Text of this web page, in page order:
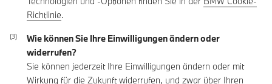
Richtlinie.
Wie können Sie Ihre Einwilligungen ändern oder
widerrufen?
Sie können jederzeit Ihre Einwilligungen ändern oder mit
Wirkung für die Zukunft widerrufen, und zwar über Ihren